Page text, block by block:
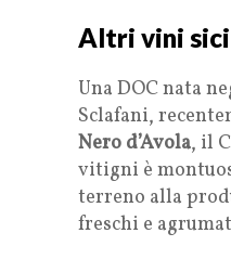
Altri vini
Una DOC nata
Sclafani,
Nero d’Avola, il
vitigni è
terreno alla
freschi e